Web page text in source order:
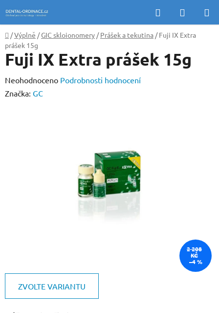
na
obsah
Hledat
KOŠÍK
Domů
/Výplně / GIC skloionomery / Prášek a tekutina / Fuji IX Extra
prášek 15g
ZVOLTE VARIANTU
Fuji IX Extra prášek 15g
Průměrné
hodnocení
Neohodnoceno Podrobnosti hodnocení
Značka: GC
2 208
KČ
–4 %